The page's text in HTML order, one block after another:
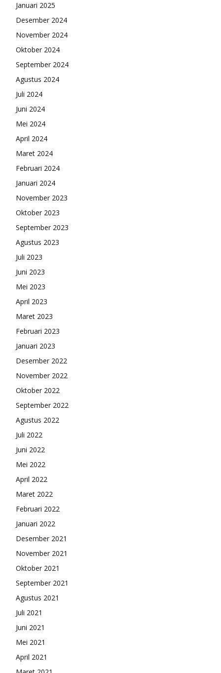
Januari 2025
Desember 2024
November 2024
Oktober 2024
September 2024
Agustus 2024
Juli 2024
Juni 2024
Mei 2024
April 2024
Maret 2024
Februari 2024
Januari 2024
November 2023
Oktober 2023
September 2023
Agustus 2023
Juli 2023
Juni 2023
Mei 2023
April 2023
Maret 2023
Februari 2023
Januari 2023
Desember 2022
November 2022
Oktober 2022
September 2022
Agustus 2022
Juli 2022
Juni 2022
Mei 2022
April 2022
Maret 2022
Februari 2022
Januari 2022
Desember 2021
November 2021
Oktober 2021
September 2021
Agustus 2021
Juli 2021
Juni 2021
Mei 2021
April 2021